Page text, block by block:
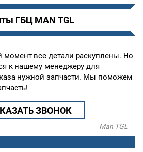
ГБЦ MAN TGL
момент все детали раскуплены. Но
к нашему менеджеру для
нужной запчасти. Мы поможем
ЗВОНОК
Man TGL